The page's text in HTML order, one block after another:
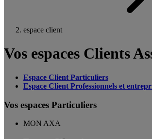
espace client
Vos espaces Clients
Espace Client Particuliers
Espace Client Professionnels et
Vos espaces Particuliers
MON AXA